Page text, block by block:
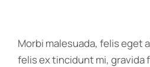
Morbi malesuada, felis eget
felis ex tincidunt mi, gravida